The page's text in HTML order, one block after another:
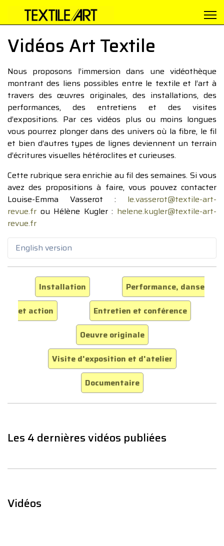
Vidéos Art Textile
Nous proposons l’immersion dans une vidéothèque
montrant des liens possibles entre le textile et l’art à
travers des œuvres originales, des installations, des
performances, des entretiens et des visites
d’expositions. Par ces vidéos plus ou moins longues
vous pourrez plonger dans des univers où la fibre, le fil
et bien d’autres types de lignes deviennent un terrain
d’écritures visuelles hétéroclites et curieuses.
Cette rubrique sera enrichie au fil des semaines. Si vous
avez des propositions à faire, vous pouvez contacter
Louise-Emma Vasserot : le.vasserot@textile-art-
revue.fr ou Hélène Kugler : helene.kugler@textile-art-
revue.fr
English version
Installation
Performance, danse
et action
Entretien et conférence
Oeuvre originale
Visite d'exposition et d'atelier
Documentaire
Les 4 dernières vidéos publiées
Vidéos